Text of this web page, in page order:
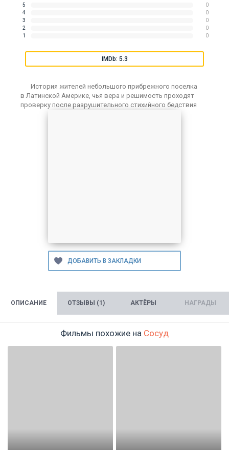
5
0
4
0
3
0
2
0
1
0
IMDb: 5.3
История жителей небольшого прибрежного поселка
в Латинской Америке, чья вера и решимость проходят
проверку после разрушительного стихийного бедствия
ОПИСАНИЕ ОТЗЫВЫ (1) АКТЁРЫ НАГРАДЫ
Фильмы похожие на Сосуд